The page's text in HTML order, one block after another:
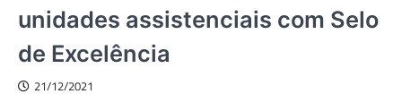
unidades assistenciais com Selo
de Excelência
21/12/2021